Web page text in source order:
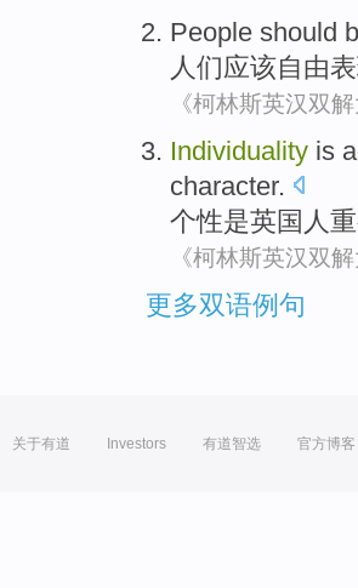
People should
人们应该自由
《柯林斯英汉双解
Individuality is a
character.
个性是英国人
《柯林斯英汉双解
更多双语例句
关于有道 Investors 有道智选 官方博客